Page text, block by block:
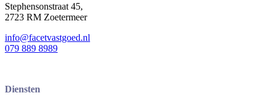
Stephensonstraat 45,
2723 RM Zoetermeer
info@facetvastgoed.nl
079 889 8989
Diensten